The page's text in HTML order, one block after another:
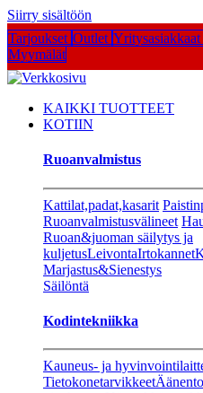
Siirry sisältöön
Tarjoukset Outlet Yritysasiakkaat
Myymälät
KAIKKI TUOTTEET
KOTIIN
Ruoanvalmistus
Kattilat,padat,kasarit
Ruoanvalmistusvälineet
Ruoan&juoman säilytys ja
kuljetusLeivontaIrtokannet
Marjastus&Sienestys
Säilöntä
Kodintekniikka
Kauneus- ja
Tietokonetarvikkeet